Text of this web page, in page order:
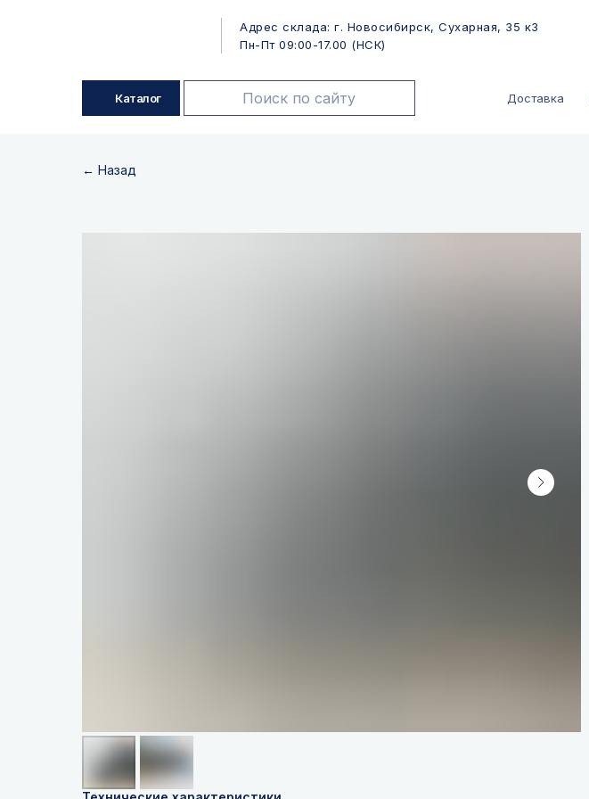
Адрес склада: г. Новосибирск, Сухарная, 35 к3
Пн-Пт 09:00-17.00 (НСК)
Каталог Доставка
← Назад